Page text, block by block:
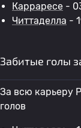
Карраресе -
Читтаделла -
Забитые голы
За всю карьеру
голов